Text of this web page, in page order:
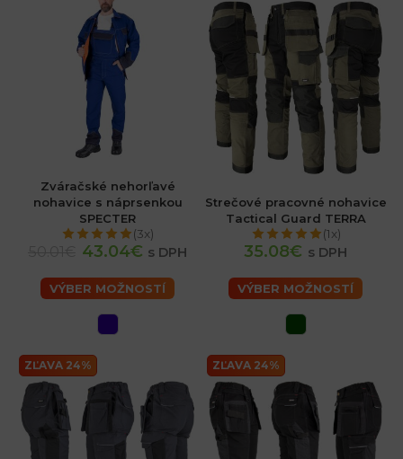
Zváračské nehorľavé
nohavice s náprsenkou
SPECTER
(3x)
43.04€ s DPH
VÝBER MOŽNOSTÍ
Strečové pracovné nohavice
Tactical Guard TERRA
(1x)
35.08€ s DPH
VÝBER MOŽNOSTÍ
ZĽAVA 24% ZĽAVA 24%